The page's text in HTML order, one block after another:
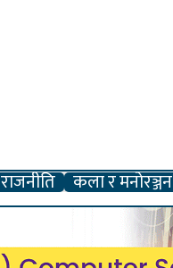
राजनीति कला र मनोरञ्जन